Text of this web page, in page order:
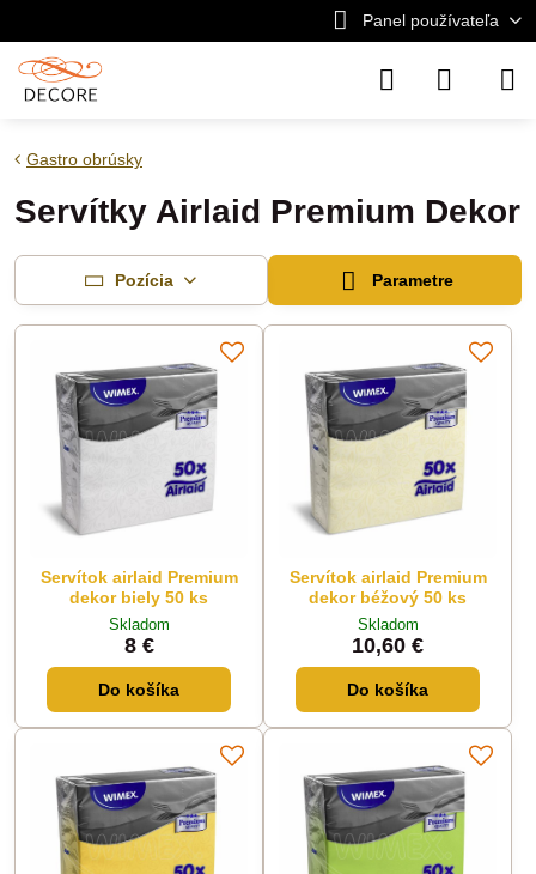
Panel používateľa
Gastro obrúsky
Servítky Airlaid Premium Dekor
Pozícia Parametre
Servítok airlaid Premium
dekor biely 50 ks
Skladom
8 €
Do košíka
Servítok airlaid Premium
dekor béžový 50 ks
Skladom
10,60 €
Do košíka